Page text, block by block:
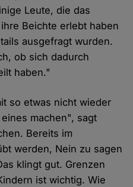
Leute, die das
Beichte erlebt haben
ausgefragt wurden.
ob sich dadurch
haben."
so etwas nicht wieder
machen", sagt
Bereits im
werden, Nein zu sagen
klingt gut. Grenzen
ist wichtig. Wie